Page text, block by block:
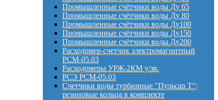
Промышленные счётчики воды Ду 65
Промышленные счётчики воды Ду 80
Промышленные счётчики воды Ду100
Промышленные счётчики воды Ду150
Промышленные счётчики воды Ду200
Расходомер-счетчик электромагнитный
РСМ-05.03
Расходомеры УРЖ-2КМ у/зв.
РСЭ РСМ-05.03
Счетчики воды турбинные "Пульсар Т";
резиновые кольца в комплекте